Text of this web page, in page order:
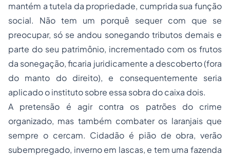
mantém a tutela da propriedade, cumprida sua função
social. Não tem um porquê sequer com que se
preocupar, só se andou sonegando tributos demais e
parte do seu patrimônio, incrementado com os frutos
da sonegação, ficaria juridicamente a descoberto (fora
do manto do direito), e consequentemente seria
aplicado o instituto sobre essa sobra do caixa dois.
A pretensão é agir contra os patrões do crime
organizado, mas também combater os laranjais que
sempre o cercam. Cidadão é pião de obra, verão
subempregado, inverno em lascas, e tem uma fazenda